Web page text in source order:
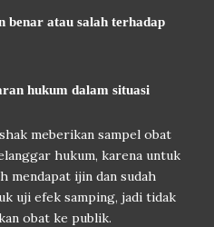
atau salah terhadap
hukum dalam situasi
meberikan sampel obat
hukum, karena untuk
mendapat ijin dan sudah
uji efek samping, jadi tidak
obat ke publik.